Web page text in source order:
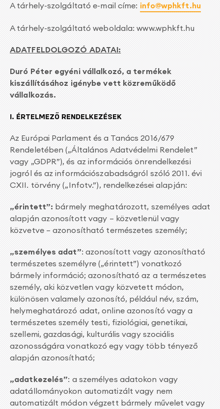
A tárhely-szolgáltató e-mail címe:info@wphkft.hu
A tárhely-szolgáltató weboldala: www.wphkft.hu
ADATFELDOLGOZÓ ADATAI:
Duró Péter egyéni vállalkozó, a termékek
kiszállításához igénybe vett közreműködő
vállalkozás.
I. ÉRTELMEZŐ RENDELKEZÉSEK
Az Európai Parlament és a Tanács 2016/679
Rendeletében („Általános Adatvédelmi Rendelet”
vagy „GDPR”), és az információs önrendelkezési
jogról és az információszabadságról szóló 2011. évi
CXII. törvény („Infotv.”), rendelkezései alapján:
„érintett”:bármely meghatározott, személyes adat
alapján azonosított vagy – közvetlenül vagy
közvetve – azonosítható természetes személy;
„személyes adat”: azonosított vagy azonosítható
természetes személyre („érintett”) vonatkozó
bármely információ; azonosítható az a természetes
személy, aki közvetlen vagy közvetett módon,
különösen valamely azonosító, például név, szám,
helymeghatározó adat, online azonosító vagy a
természetes személy testi, fiziológiai, genetikai,
szellemi, gazdasági, kulturális vagy szociális
azonosságára vonatkozó egy vagy több tényező
alapján azonosítható;
„adatkezelés”: a személyes adatokon vagy
adatállományokon automatizált vagy nem
automatizált módon végzett bármely művelet vagy